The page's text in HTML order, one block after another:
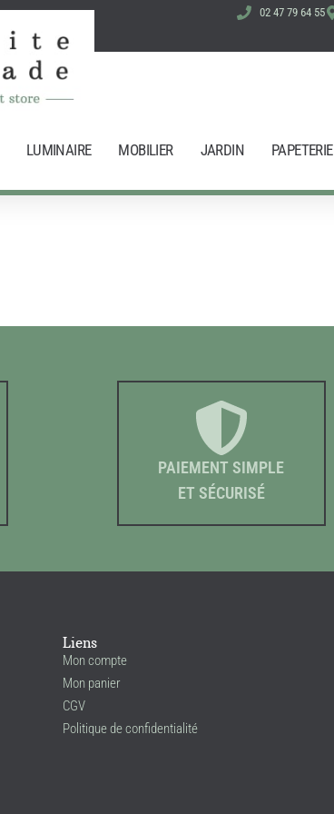
02 47 79 64 55
LUMINAIRE MOBILIER JARDIN PAPETERIE
PAIEMENT SIMPLE
ET SÉCURISÉ
Liens
Mon compte
Mon panier
CGV
Politique de confidentialité